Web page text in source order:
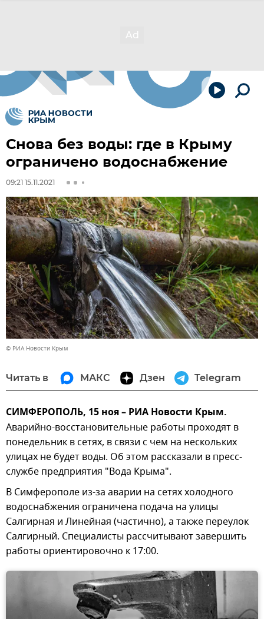
Снова без воды: где в Крыму
ограничено водоснабжение
09:21 15.11.2021
© РИА Новости Крым
Читать в МАКС Дзен Telegram
СИМФЕРОПОЛЬ, 15 ноя – РИА Новости Крым.
Аварийно-восстановительные работы проходят в
понедельник в сетях, в связи с чем на нескольких
улицах не будет воды. Об этом рассказали в пресс-
службе предприятия "Вода Крыма".
В Симферополе из-за аварии на сетях холодного
водоснабжения ограничена подача на улицы
Салгирная и Линейная (частично), а также переулок
Салгирный. Специалисты рассчитывают завершить
работы ориентировочно к 17:00.